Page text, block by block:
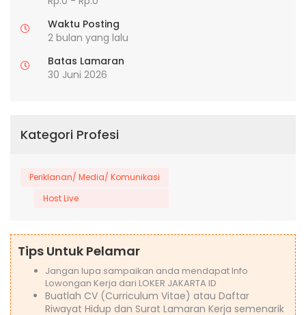
Waktu Posting
2 bulan yang lalu
Batas Lamaran
30 Juni 2026
Kategori Profesi
Periklanan/ Media/ Komunikasi
Host Live
Tips Untuk Pelamar
Jangan lupa sampaikan anda mendapat Info
Lowongan Kerja dari LOKER JAKARTA ID
Buatlah CV (Curriculum Vitae) atau Daftar
Riwayat Hidup dan Surat Lamaran Kerja semenarik